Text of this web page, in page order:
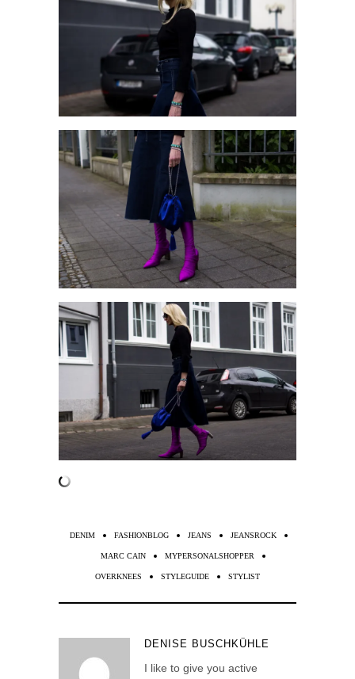
DENIM FASHIONBLOG JEANS JEANSROCK
MARC CAIN MYPERSONALSHOPPER
OVERKNEES STYLEGUIDE STYLIST
DENISE BUSCHKÜHLE
I like to give you active